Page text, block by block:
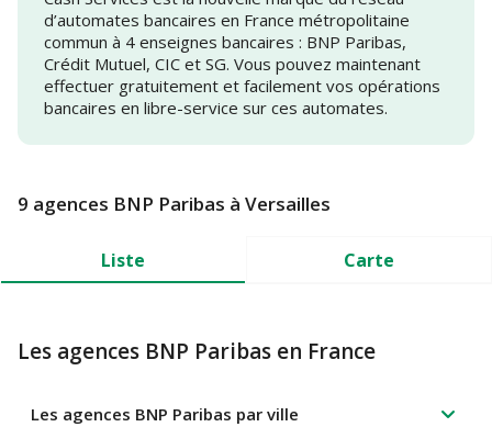
d’automates bancaires en France métropolitaine
commun à 4 enseignes bancaires : BNP Paribas,
Crédit Mutuel, CIC et SG. Vous pouvez maintenant
effectuer gratuitement et facilement vos opérations
bancaires en libre-service sur ces automates.
9 agences BNP Paribas à Versailles
Liste Carte
Les agences BNP Paribas en France
Les agences BNP Paribas par ville